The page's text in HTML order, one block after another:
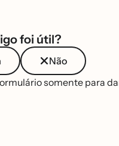
foi útil?
Não
somente para